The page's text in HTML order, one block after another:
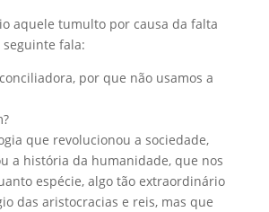
aquele tumulto por causa da falta
fala:
por que não usamos a
que revolucionou a sociedade,
a história da humanidade, que nos
espécie, algo tão extraordinário
das aristocracias e reis, mas que